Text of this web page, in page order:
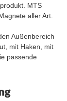
MTS
aller Art.
Außenbereich
mit Haken, mit
passende